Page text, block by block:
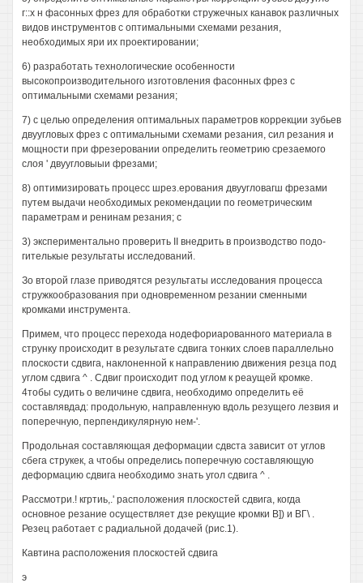
г::х н фасонных фрез для обработки стружечных канавок различных
видов инструментов с оптимальными схемами резания,
необходимых яри их проектировании;
6) разработать технологические особенности
высокопроизводительного изготовления фасонных фрез с
оптимальными схемами резания;
7) с целью определения оптимальных параметров коррекции зубьев
двуугловых фрез с оптимальными схемами резания, сил резания и
мощности при фрезеровании определить геометрию срезаемого
слоя ' двуугловыыи фрезами;
8) оптимизировать процесс шрез.ерования двуугловагш фрезами
путем выдачи необходимых рекомендации по геометрическим
параметрам и ренинам резания; с
3) экспериментально проверить II внедрить в производство подо-
гителькые результаты исследований.
Зо второй глазе приводятся результаты исследования процесса
стружкообразования при одновременном резании сменными
кромками инструмента.
Примем, что процесс перехода нодефориарованного материала в
струнку происходит в результате сдвига тонких слоев параллельно
плоскости сдвига, наклоненной к направлению движения резца под
углом сдвига ^ . Сдвиг происходит под углом к реаущей кромке.
4тобы судить о величине сдвига, необходимо определить её
составлявдад: продольную, направленную вдоль резущего лезвия и
поперечную, перпендикулярную нем-'.
Продольная составляющая деформации сдвста зависит от углов
сбега струкек, а чтобы определись поперечную составляющую
деформацию сдвига необходимо знать угол сдвига ^ .
Рассмотри.! кгртиь,.' расположения плоскостей сдвига, когда
основное резание осуществляет дзе рекущие кромки В]) и ВГ\ .
Резец работает с радиальной додачей (рис.1).
Кавтина расположения плоскостей сдвига
э